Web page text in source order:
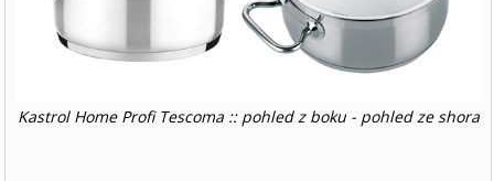
Kastrol Home Profi Tescoma :: pohled z boku - pohled ze shora